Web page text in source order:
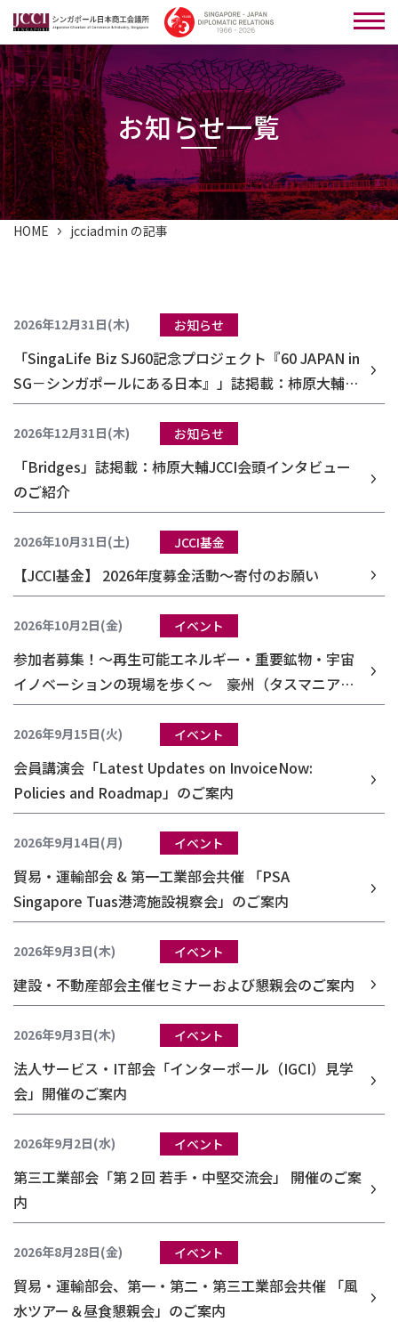
お知らせ一覧
HOME jcciadmin の記事
2026年12月31日(木) お知らせ
「SingaLife Biz SJ60記念プロジェクト『60 JAPAN in
SG－シンガポールにある日本』」誌掲載：柿原大輔
JCCI会頭インタビューのご紹介
2026年12月31日(木) お知らせ
「Bridges」誌掲載：柿原大輔JCCI会頭インタビュー
のご紹介
2026年10月31日(土) JCCI基金
【JCCI基金】 2026年度募金活動～寄付のお願い
2026年10月2日(金) イベント
参加者募集！～再生可能エネルギー・重要鉱物・宇宙
イノベーションの現場を歩く～ 豪州（タスマニア・
アデレード）視察団のご案内
2026年9月15日(火) イベント
会員講演会「Latest Updates on InvoiceNow:
Policies and Roadmap」のご案内
2026年9月14日(月) イベント
貿易・運輸部会 & 第一工業部会共催 「PSA
Singapore Tuas港湾施設視察会」のご案内
2026年9月3日(木) イベント
建設・不動産部会主催セミナーおよび懇親会のご案内
2026年9月3日(木) イベント
法人サービス・IT部会「インターポール（IGCI）見学
会」開催のご案内
2026年9月2日(水) イベント
第三工業部会「第２回 若手・中堅交流会」 開催のご案
内
2026年8月28日(金) イベント
貿易・運輸部会、第一・第二・第三工業部会共催 「風
水ツアー＆昼食懇親会」のご案内